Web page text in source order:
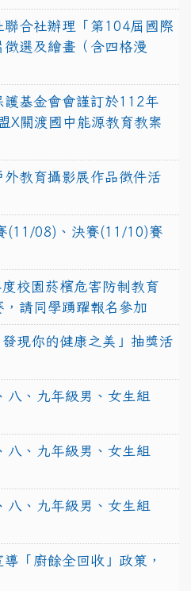
合社辦理「第104屆國際
選及繪畫（含四格漫
護基金會會謹訂於112年
X關渡國中能源教育教案
外教育攝影展作品徵件活
(11/08)、決賽(11/10)賽
校園菸檳危害防制教育
，請同學踴躍報名參加
現你的健康之美」抽獎活
八、九年級男、女生組
八、九年級男、女生組
八、九年級男、女生組
「廚餘全回收」政策，